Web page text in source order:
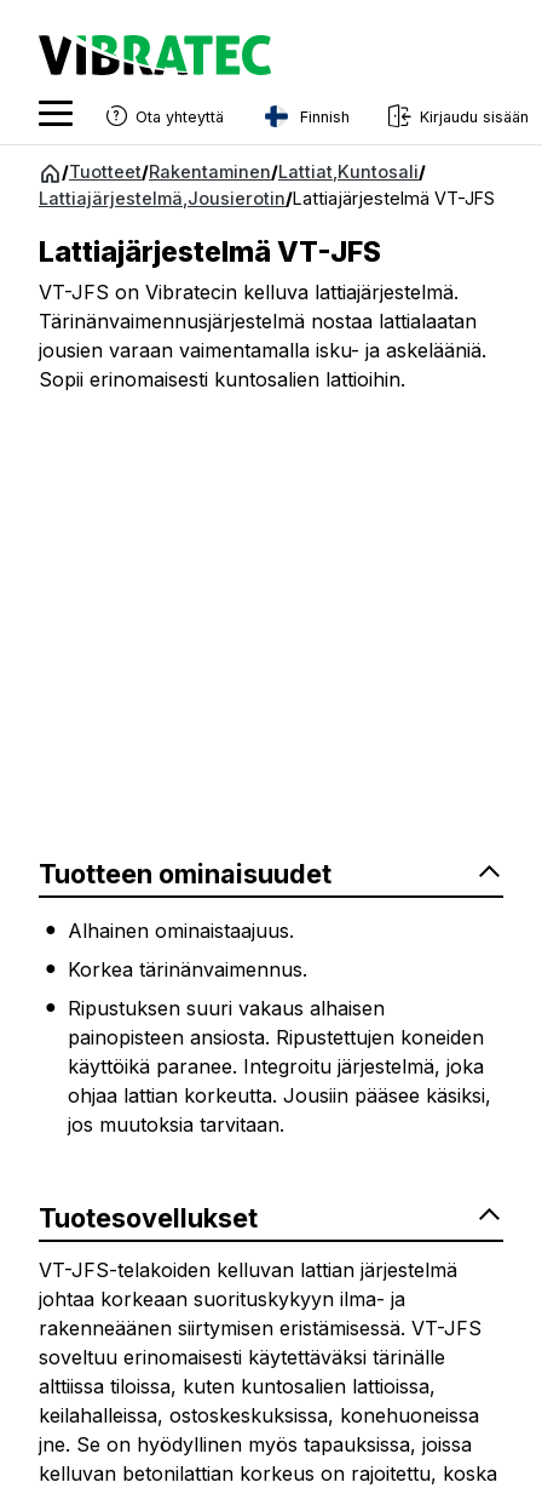
sisältöön
Ota yhteyttä Finnish
Swedish
Norwegian
French
Estonian
Finnish
Kirjaudu sisään
/Tuotteet/Rakentaminen/Lattiat Kuntosali/
Lattiajärjestelmä Jousierotin/Lattiajärjestelmä VT-JFS
Lattiajärjestelmä VT-JFS
VT-JFS on Vibratecin kelluva lattiajärjestelmä.
Tärinänvaimennusjärjestelmä nostaa lattialaatan
jousien varaan vaimentamalla isku- ja askelääniä.
Sopii erinomaisesti kuntosalien lattioihin.
Tuotteen ominaisuudet
Alhainen ominaistaajuus.
Korkea tärinänvaimennus.
Ripustuksen suuri vakaus alhaisen
painopisteen ansiosta. Ripustettujen koneiden
käyttöikä paranee. Integroitu järjestelmä, joka
ohjaa lattian korkeutta. Jousiin pääsee käsiksi,
jos muutoksia tarvitaan.
Tuotesovellukset
VT-JFS-telakoiden kelluvan lattian järjestelmä
johtaa korkeaan suorituskykyyn ilma- ja
rakenneäänen siirtymisen eristämisessä. VT-JFS
soveltuu erinomaisesti käytettäväksi tärinälle
alttiissa tiloissa, kuten kuntosalien lattioissa,
keilahalleissa, ostoskeskuksissa, konehuoneissa
jne. Se on hyödyllinen myös tapauksissa, joissa
kelluvan betonilattian korkeus on rajoitettu, koska